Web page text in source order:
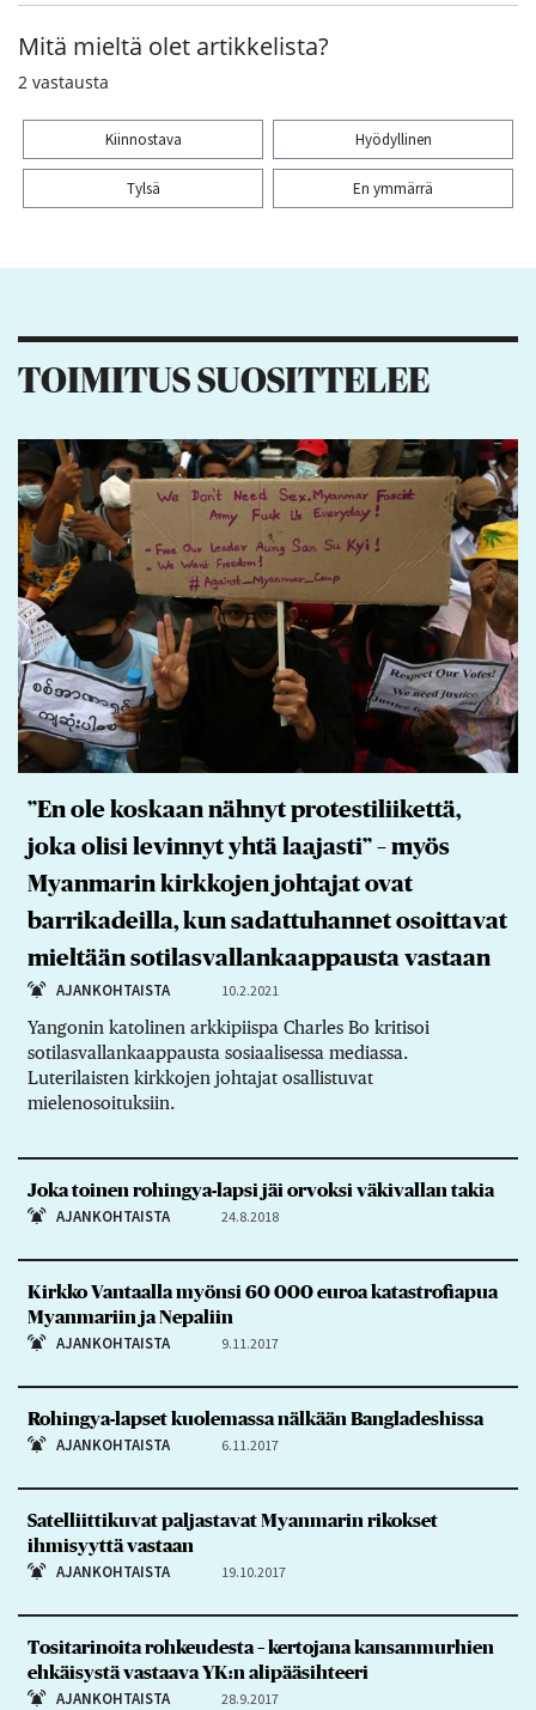
Mitä mieltä olet artikkelista?
2 vastausta
Kiinnostava Hyödyllinen
Tylsä En ymmärrä
TOIMITUS SUOSITTELEE
”En ole koskaan nähnyt protestiliikettä,
joka olisi levinnyt yhtä laajasti” – myös
Myanmarin kirkkojen johtajat ovat
barrikadeilla, kun sadattuhannet osoittavat
mieltään sotilasvallankaappausta vastaan
AJANKOHTAISTA 10.2.2021
Yangonin katolinen arkkipiispa Charles Bo kritisoi
sotilasvallankaappausta sosiaalisessa mediassa.
Luterilaisten kirkkojen johtajat osallistuvat
mielenosoituksiin.
Joka toinen rohingya-lapsi jäi orvoksi väkivallan takia
AJANKOHTAISTA 24.8.2018
Kirkko Vantaalla myönsi 60 000 euroa katastrofiapua
Myanmariin ja Nepaliin
AJANKOHTAISTA 9.11.2017
Rohingya-lapset kuolemassa nälkään Bangladeshissa
AJANKOHTAISTA 6.11.2017
Satelliittikuvat paljastavat Myanmarin rikokset
ihmisyyttä vastaan
AJANKOHTAISTA 19.10.2017
Tositarinoita rohkeudesta – kertojana kansanmurhien
ehkäisystä vastaava YK:n alipääsihteeri
AJANKOHTAISTA 28.9.2017